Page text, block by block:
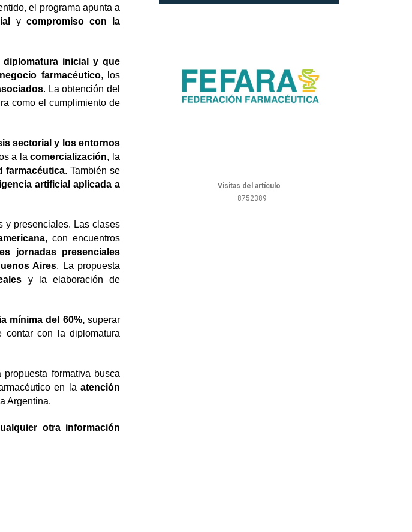
el programa apunta a
y compromiso con la
inicial y que
farmacéutico, los
. La obtención del
como el cumplimiento de
sectorial y los entornos
a lacomercialización, la
farmacéutica. También se
artificial aplicada a
y presenciales. Las clases
, con encuentros
jornadas presenciales
Aires. La propuesta
y la elaboración de
mínima del 60%,superar
contar con la diplomatura
formativa busca
en la atención
Argentina.
otra información
Visitas del artículo
8752389